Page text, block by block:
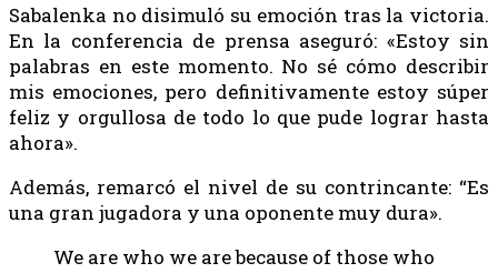
Sabalenka no disimuló su emoción tras la victoria.
En la conferencia de prensa aseguró: «Estoy sin
palabras en este momento. No sé cómo describir
mis emociones, pero definitivamente estoy súper
feliz y orgullosa de todo lo que pude lograr hasta
ahora».
Además, remarcó el nivel de su contrincante: “Es
una gran jugadora y una oponente muy dura».
We are who we are because of those who